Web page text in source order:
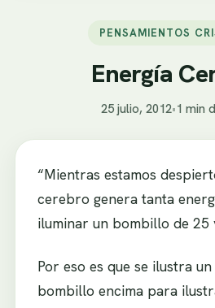
PENSAMIENTOS
Energía
25 julio, 2012•1 min
“Mientras estamos
cerebro genera tanta
iluminar un bombillo de 25
Por eso es que se ilustra
bombillo encima para